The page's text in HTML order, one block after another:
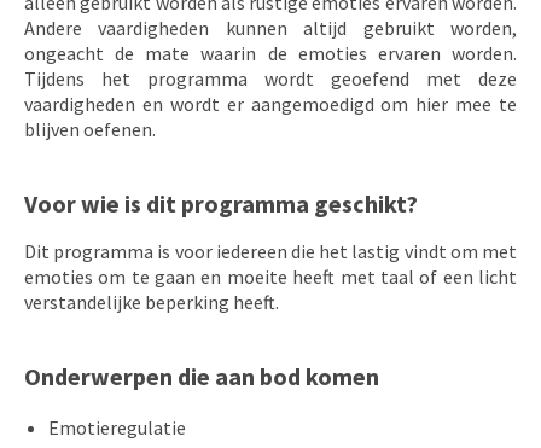
Andere vaardigheden kunnen altijd gebruikt worden,
ongeacht de mate waarin de emoties ervaren worden.
Tijdens het programma wordt geoefend met deze
vaardigheden en wordt er aangemoedigd om hier mee te
blijven oefenen.
Voor wie is dit programma geschikt?
Dit programma is voor iedereen die het lastig vindt om met
emoties om te gaan en moeite heeft met taal of een licht
verstandelijke beperking heeft.
Onderwerpen die aan bod komen
Emotieregulatie